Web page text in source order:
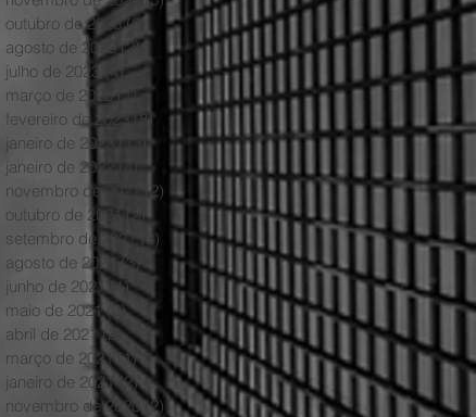
outubro de 2023 (2) 2 posts
agosto de 2023 (2)2 posts
julho de 2023
(4)4 posts
março de 2023 (1)1 post
fevereiro de 2023 (8)8 posts
janeiro de 2023
13 posts
janeiro de 2022
(4) 4 posts
novembro de 2021
(2)
outubro de 2021 (2)2 posts
setembro de 2021 (3) 3 posts
agosto de 2021 (3)3 posts
junho de 2021 (1)1 post
maio de 2021 (2)2 posts
abril de 2021 (2)2 posts
março de 2021 (1)1 post
janeiro de 2021 (2)2 posts
novembro de 2020 (2) 2 posts